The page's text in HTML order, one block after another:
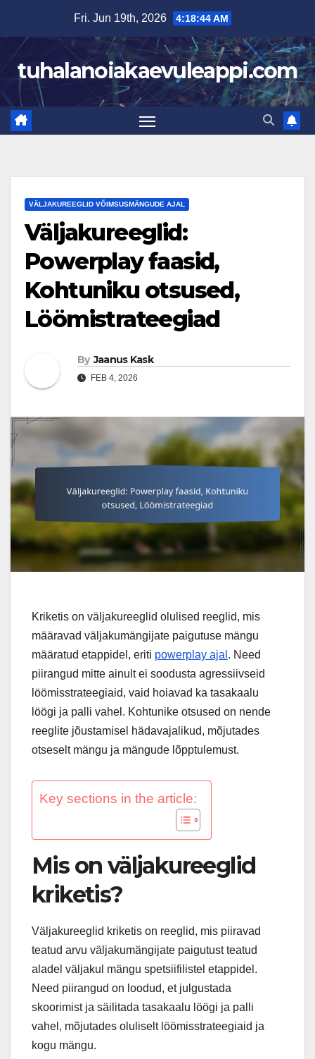
content
Fri. Jun 19th, 2026 4:18:44 AM
tuhalanoiakaevuleappi.com
VÄLJAKUREEGLID VÕIMSUSMÄNGUDE AJAL
Väljakureeglid:
Powerplay faasid,
Kohtuniku otsused,
Löömistrateegiad
By Jaanus Kask
FEB 4, 2026
Kriketis on väljakureeglid olulised reeglid, mis
määravad väljakumängijate paigutuse mängu
määratud etappidel, eriti powerplay ajal . Need
piirangud mitte ainult ei soodusta agressiivseid
löömisstrateegiaid, vaid hoiavad ka tasakaalu
löögi ja palli vahel. Kohtunike otsused on nende
reeglite jõustamisel hädavajalikud, mõjutades
otseselt mängu ja mängude lõpptulemust.
Key sections in the article:
Mis on väljakureeglid
kriketis?
Väljakureeglid kriketis on reeglid, mis piiravad
teatud arvu väljakumängijate paigutust teatud
aladel väljakul mängu spetsiifilistel etappidel.
Need piirangud on loodud, et julgustada
skoorimist ja säilitada tasakaalu löögi ja palli
vahel, mõjutades oluliselt löömisstrateegiaid ja
kogu mängu.